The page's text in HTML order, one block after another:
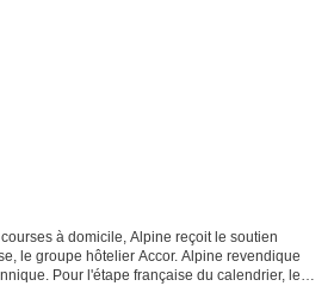
à domicile, Alpine reçoit le soutien
le groupe hôtelier Accor. Alpine revendique
Pour l'étape française du calendrier, le